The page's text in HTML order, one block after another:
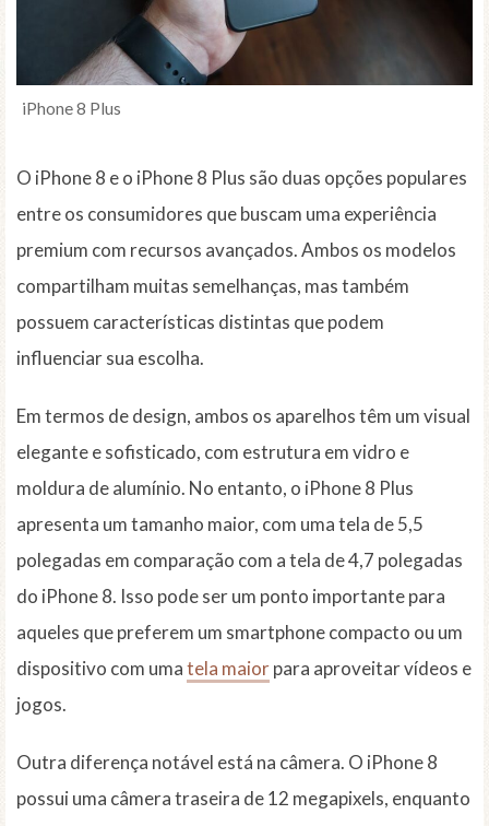
iPhone 8 Plus
O iPhone 8 e o iPhone 8 Plus são duas opções populares
entre os consumidores que buscam uma experiência
premium com recursos avançados. Ambos os modelos
compartilham muitas semelhanças, mas também
possuem características distintas que podem
influenciar sua escolha.
Em termos de design, ambos os aparelhos têm um visual
elegante e sofisticado, com estrutura em vidro e
moldura de alumínio. No entanto, o iPhone 8 Plus
apresenta um tamanho maior, com uma tela de 5,5
polegadas em comparação com a tela de 4,7 polegadas
do iPhone 8. Isso pode ser um ponto importante para
aqueles que preferem um smartphone compacto ou um
dispositivo com umatela maiorpara aproveitar vídeos e
jogos.
Outra diferença notável está na câmera. O iPhone 8
possui uma câmera traseira de 12 megapixels, enquanto